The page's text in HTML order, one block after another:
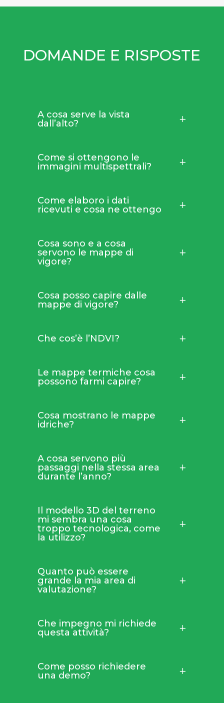
DOMANDE E RISPOSTE
A cosa serve la vista
dall’alto?
Come si ottengono le
immagini multispettrali?
Come elaboro i dati
ricevuti e cosa ne ottengo
Cosa sono e a cosa
servono le mappe di
vigore?
Cosa posso capire dalle
mappe di vigore?
Che cos’è l’NDVI?
Le mappe termiche cosa
possono farmi capire?
Cosa mostrano le mappe
idriche?
A cosa servono più
passaggi nella stessa area
durante l’anno?
Il modello 3D del terreno
mi sembra una cosa
troppo tecnologica, come
la utilizzo?
Quanto può essere
grande la mia area di
valutazione?
Che impegno mi richiede
questa attività?
Come posso richiedere
una demo?